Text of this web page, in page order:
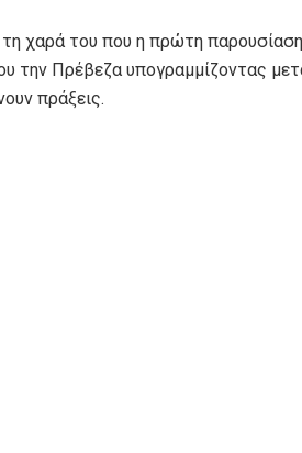
χαρά του που η πρώτη
την Πρέβεζα υπογραμμίζοντας
πράξεις.